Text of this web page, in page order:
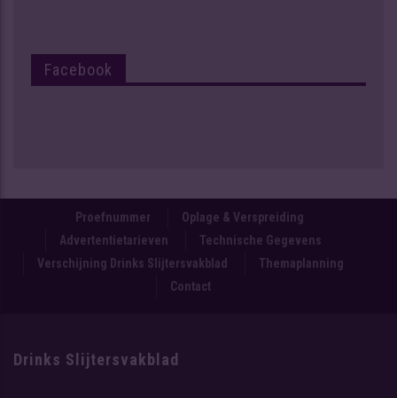
Facebook
Proefnummer
Oplage & Verspreiding
Advertentietarieven
Technische Gegevens
Verschijning Drinks Slijtersvakblad
Themaplanning
Contact
Drinks Slijtersvakblad